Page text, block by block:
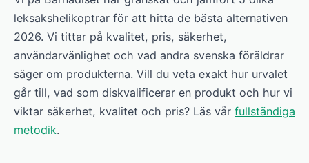
leksakshelikoptrar för att hitta de bästa alternativen
2026. Vi tittar på kvalitet, pris, säkerhet,
användarvänlighet och vad andra svenska föräldrar
säger om produkterna. Vill du veta exakt hur urvalet
går till, vad som diskvalificerar en produkt och hur vi
viktar säkerhet, kvalitet och pris? Läs vår fullständiga
metodik.